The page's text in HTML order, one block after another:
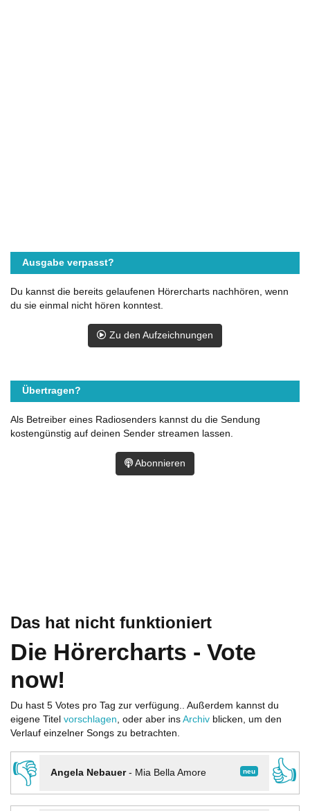
Das hat nicht funktioniert
Die Hörercharts - Vote
now!
Du hast 5 Votes pro Tag zur verfügung.. Außerdem kannst du
eigene Titel vorschlagen, oder aber ins Archiv blicken, um den
Verlauf einzelner Songs zu betrachten.
👎 neu
Angela Nebauer- Mia Bella Amore
👍
Ausgabe verpasst?
Du kannst die bereits gelaufenen Hörercharts nachhören, wenn
du sie einmal nicht hören konntest.
Zu den Aufzeichnungen
Übertragen?
Als Betreiber eines Radiosenders kannst du die Sendung
kostengünstig auf deinen Sender streamen lassen.
Abonnieren